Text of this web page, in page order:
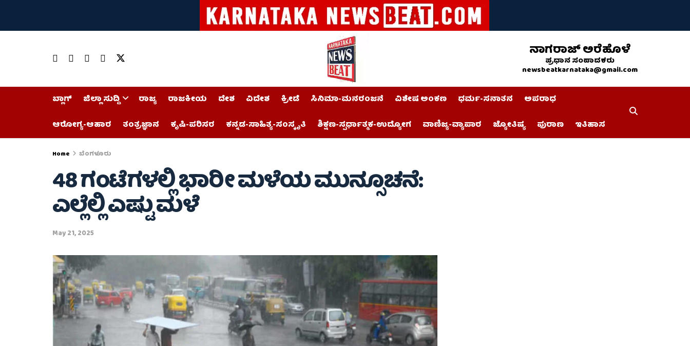
ನಾಗರಾಜ್ ಅರೆಹೊಳೆ
ಪ್ರಧಾನ ಸಂಪಾದಕರು
newsbeatkarnataka@gmail.com
ಬ್ಲಾಗ್ ಜಿಲ್ಲಾ ಸುದ್ದಿ ರಾಜ್ಯ ರಾಜಕೀಯ ದೇಶ ವಿದೇಶ ಕ್ರೀಡೆ ಸಿನಿಮಾ-ಮನರಂಜನೆ ವಿಶೇಷ ಅಂಕಣ ಧರ್ಮ-ಸನಾತನ
ಅಪರಾಧ
ಆರೋಗ್ಯ-ಆಹಾರ
ತಂತ್ರಜ್ಞಾನ ಕೃಷಿ-ಪರಿಸರ ಕನ್ನಡ-ಸಾಹಿತ್ಯ-ಸಂಸ್ಕೃತಿ ಶಿಕ್ಷಣ-ಸ್ಪರ್ಧಾತ್ಮಕ-ಉದ್ಯೋಗ ವಾಣಿಜ್ಯ-ವ್ಯಾಪಾರ ಜ್ಯೋತಿಷ್ಯ ಪುರಾಣ ಇತಿಹಾಸ
Home ಬೆಂಗಳೂರು
48 ಗಂಟೆಗಳಲ್ಲಿ ಭಾರೀ ಮಳೆಯ ಮುನ್ಸೂಚನೆ:
ಎಲ್ಲೆಲ್ಲಿ ಎಷ್ಟು ಮಳೆ
May 21, 2025